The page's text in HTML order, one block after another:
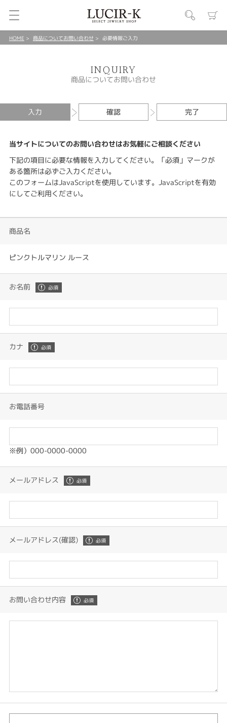
HOME 商品についてお問い合わせ 必要情報ご入力
INQUIRY
商品についてお問い合わせ
入力 確認 完了
当サイトについてのお問い合わせはお気軽にご相談ください
下記の項目に必要な情報を入力してください。「必須」マークが
ある箇所は必ずご入力ください。
このフォームはJavaScriptを使用しています。JavaScriptを有効
にしてご利用ください。
商品名
ピンクトルマリン ルース
お名前
カナ
お電話番号
※例）000-0000-0000
メールアドレス
メールアドレス(確認)
お問い合わせ内容